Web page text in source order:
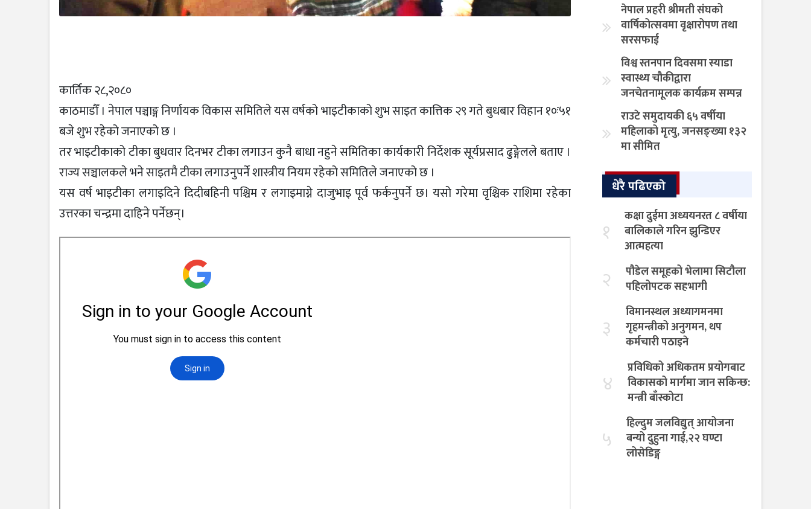
कार्तिक २८,२०८०
काठमाडौँ । नेपाल पञ्चाङ्ग निर्णायक विकास समितिले यस वर्षको भाइटीकाको शुभ साइत कात्तिक २९ गते बुधबार विहान १०ः५१
बजे शुभ रहेको जनाएको छ ।
तर भाइटीकाको टीका बुधवार दिनभर टीका लगाउन कुनै बाधा नहुने समितिका कार्यकारी निर्देशक सूर्यप्रसाद ढुङ्गेलले बताए ।
राज्य सञ्चालकले भने साइतमै टीका लगाउनुपर्ने शास्त्रीय नियम रहेको समितिले जनाएको छ ।
यस वर्ष भाइटीका लगाइदिने दिदीबहिनी पश्चिम र लगाइमाग्ने दाजुभाइ पूर्व फर्कनुपर्ने छ। यसो गरेमा वृश्चिक राशिमा रहेका
उत्तरका चन्द्रमा दाहिने पर्नेछन्।
नेपाल प्रहरी श्रीमती संघको
वार्षिकोत्सवमा वृक्षारोपण तथा
सरसफाई
विश्व स्तनपान दिवसमा स्याडा
स्वास्थ्य चौकीद्वारा
जनचेतनामूलक कार्यक्रम सम्पन्न
राउटे समुदायकी ६५ वर्षीया
महिलाको मृत्यु, जनसङ्ख्या १३२
मा सीमित
धेरै पढिएको
१
कक्षा दुईमा अध्ययनरत ८ वर्षीया
बालिकाले गरिन झुन्डिएर
आत्महत्या
२
पौडेल समूहको भेलामा सिटौला
पहिलोपटक सहभागी
३
विमानस्थल अध्यागमनमा
गृहमन्त्रीको अनुगमन, थप
कर्मचारी पठाइने
४
प्रविधिको अधिकतम प्रयोगबाट
विकासको मार्गमा जान सकिन्छ:
मन्त्री बाँस्कोटा
५
हिल्दुम जलविद्युत् आयोजना
बन्यो दुहुना गाई,२२ घण्टा
लोसेडिङ्ग